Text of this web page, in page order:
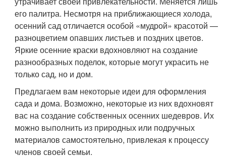
его палитра. Несмотря на приближающиеся холода,
осенний сад отличается особой «мудрой» красотой —
разноцветием опавших листьев и поздних цветов.
Яркие осенние краски вдохновляют на создание
разнообразных поделок, которые могут украсить не
только сад, но и дом.
Предлагаем вам некоторые идеи для оформления
сада и дома. Возможно, некоторые из них вдохновят
вас на создание собственных осенних шедевров. Их
можно выполнить из природных или подручных
материалов самостоятельно, привлекая к процессу
членов своей семьи.